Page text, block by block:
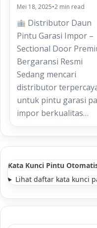
Mei 18, 2025•2 min read
Distributor Daun
Pintu Garasi Impor –
Sectional Door
Bergaransi Resmi
Sedang mencari
distributor
untuk pintu garasi
impor berkualitas…
Kata Kunci Pintu
Lihat daftar kata kunci